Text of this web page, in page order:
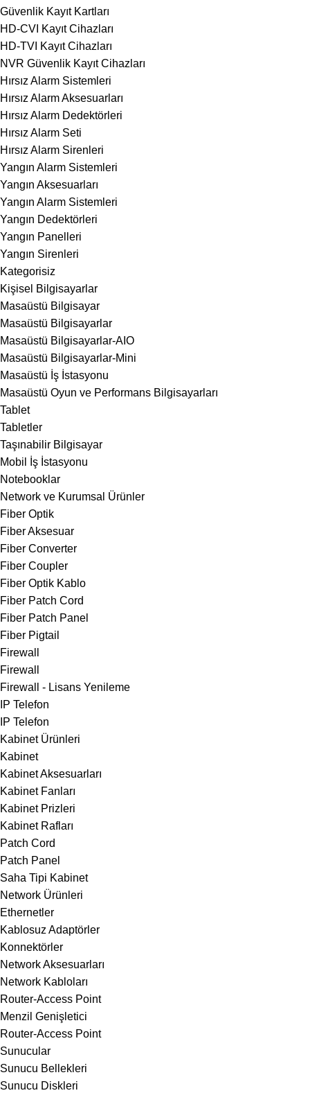
Güvenlik Kayıt Kartları
HD-CVI Kayıt Cihazları
HD-TVI Kayıt Cihazları
NVR Güvenlik Kayıt Cihazları
Hırsız Alarm Sistemleri
Hırsız Alarm Aksesuarları
Hırsız Alarm Dedektörleri
Hırsız Alarm Seti
Hırsız Alarm Sirenleri
Yangın Alarm Sistemleri
Yangın Aksesuarları
Yangın Alarm Sistemleri
Yangın Dedektörleri
Yangın Panelleri
Yangın Sirenleri
Kategorisiz
Kişisel Bilgisayarlar
Masaüstü Bilgisayar
Masaüstü Bilgisayarlar
Masaüstü Bilgisayarlar-AIO
Masaüstü Bilgisayarlar-Mini
Masaüstü İş İstasyonu
Masaüstü Oyun ve Performans Bilgisayarları
Tablet
Tabletler
Taşınabilir Bilgisayar
Mobil İş İstasyonu
Notebooklar
Network ve Kurumsal Ürünler
Fiber Optik
Fiber Aksesuar
Fiber Converter
Fiber Coupler
Fiber Optik Kablo
Fiber Patch Cord
Fiber Patch Panel
Fiber Pigtail
Firewall
Firewall
Firewall - Lisans Yenileme
IP Telefon
IP Telefon
Kabinet Ürünleri
Kabinet
Kabinet Aksesuarları
Kabinet Fanları
Kabinet Prizleri
Kabinet Rafları
Patch Cord
Patch Panel
Saha Tipi Kabinet
Network Ürünleri
Ethernetler
Kablosuz Adaptörler
Konnektörler
Network Aksesuarları
Network Kabloları
Router-Access Point
Menzil Genişletici
Router-Access Point
Sunucular
Sunucu Bellekleri
Sunucu Diskleri